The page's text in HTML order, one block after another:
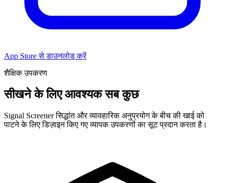
App Store से डाउनलोड करें
शैक्षिक उपकरण
सीखने के लिए आवश्यक सब कुछ
Signal Screener सिद्धांत और व्यावहारिक अनुप्रयोग के बीच की खाई को
पाटने के लिए डिज़ाइन किए गए व्यापक उपकरणों का सूट प्रदान करता है।